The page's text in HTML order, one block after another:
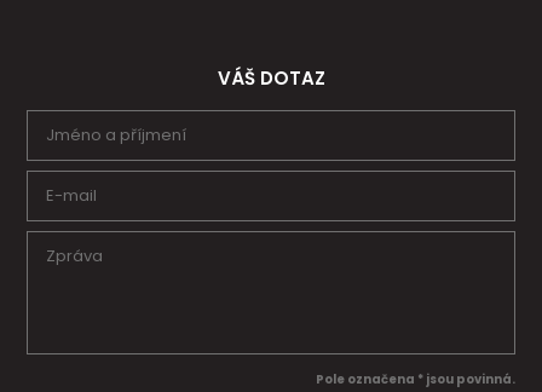
VÁŠ DOTAZ
Pole označena * jsou povinná.